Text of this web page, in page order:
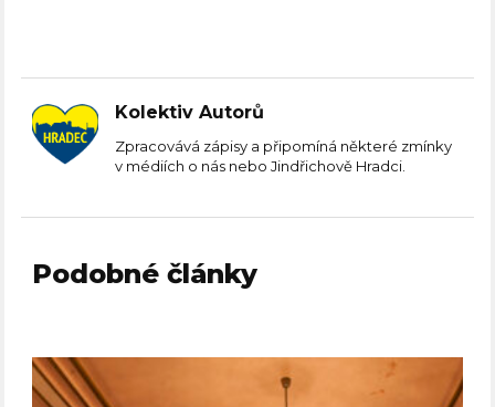
Kolektiv Autorů
Zpracovává zápisy a připomíná některé zmínky
v médiích o nás nebo Jindřichově Hradci.
Podobné články